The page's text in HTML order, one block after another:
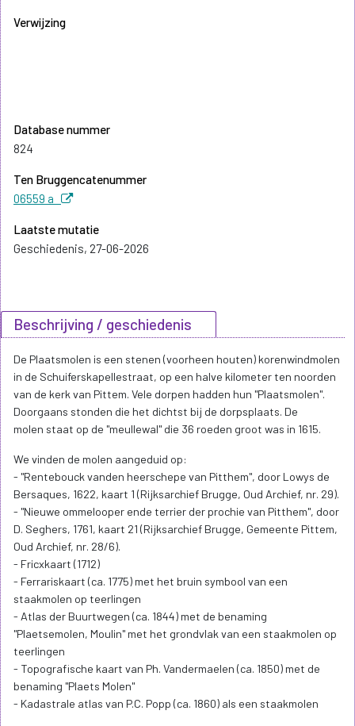
Verwijzing
Database nummer
824
Ten Bruggencatenummer
06559 a
Laatste mutatie
Geschiedenis, 27-06-2026
Beschrijving / geschiedenis
De Plaatsmolen is een stenen (voorheen houten) korenwindmolen
in de Schuiferskapellestraat, op een halve kilometer ten noorden
van de kerk van Pittem. Vele dorpen hadden hun "Plaatsmolen".
Doorgaans stonden die het dichtst bij de dorpsplaats. De
molen staat op de "meullewal" die 36 roeden groot was in 1615.
We vinden de molen aangeduid op:
- "Rentebouck vanden heerschepe van Pitthem", door Lowys de
Bersaques, 1622, kaart 1 (Rijksarchief Brugge, Oud Archief, nr. 29).
- "Nieuwe ommelooper ende terrier der prochie van Pitthem", door
D. Seghers, 1761, kaart 21 (Rijksarchief Brugge, Gemeente Pittem,
Oud Archief, nr. 28/6).
- Fricxkaart (1712)
- Ferrariskaart (ca. 1775) met het bruin symbool van een
staakmolen op teerlingen
- Atlas der Buurtwegen (ca. 1844) met de benaming
"Plaetsemolen, Moulin" met het grondvlak van een staakmolen op
teerlingen
- Topografische kaart van Ph. Vandermaelen (ca. 1850) met de
benaming "Plaets Molen"
- Kadastrale atlas van P.C. Popp (ca. 1860) als een staakmolen